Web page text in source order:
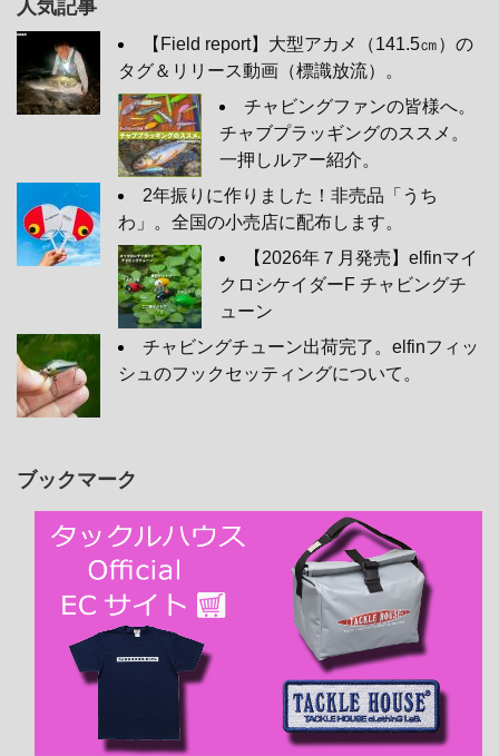
人気記事
【Field report】大型アカメ（141.5㎝）の
タグ＆リリース動画（標識放流）。
チャビングファンの皆様へ。
チャブプラッギングのススメ。
一押しルアー紹介。
2年振りに作りました！非売品「うち
わ」。全国の小売店に配布します。
【2026年７月発売】elfinマイ
クロシケイダーF チャビングチ
ューン
チャビングチューン出荷完了。elfinフィッ
シュのフックセッティングについて。
ブックマーク